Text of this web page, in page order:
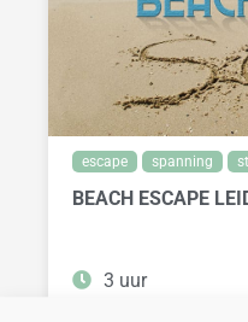
escape spanning
BEACH ESCAPE
3 uur